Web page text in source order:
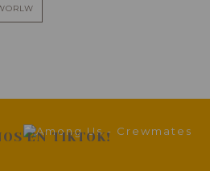
EN TIKTOK!